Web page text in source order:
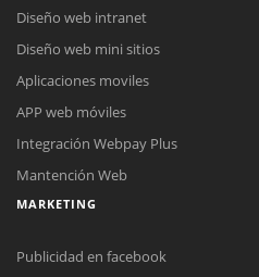
Diseño web intranet
Diseño web mini sitios
Aplicaciones moviles
APP web móviles
Integración Webpay Plus
Mantención Web
MARKETING
Publicidad en facebook